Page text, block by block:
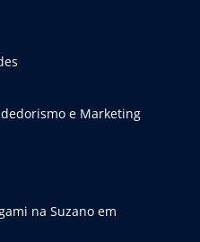
e Marketing
na Suzano em